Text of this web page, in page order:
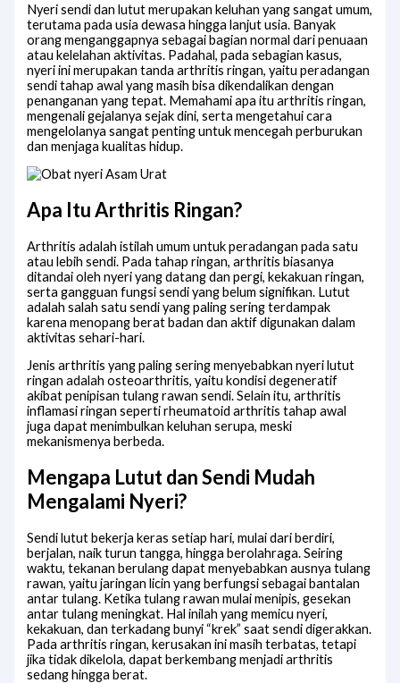
Nyeri sendi dan lutut merupakan keluhan yang sangat umum,
terutama pada usia dewasa hingga lanjut usia. Banyak
orang menganggapnya sebagai bagian normal dari penuaan
atau kelelahan aktivitas. Padahal, pada sebagian kasus,
nyeri ini merupakan tanda arthritis ringan, yaitu peradangan
sendi tahap awal yang masih bisa dikendalikan dengan
penanganan yang tepat. Memahami apa itu arthritis ringan,
mengenali gejalanya sejak dini, serta mengetahui cara
mengelolanya sangat penting untuk mencegah perburukan
dan menjaga kualitas hidup.
Apa Itu Arthritis Ringan?
Arthritis adalah istilah umum untuk peradangan pada satu
atau lebih sendi. Pada tahap ringan, arthritis biasanya
ditandai oleh nyeri yang datang dan pergi, kekakuan ringan,
serta gangguan fungsi sendi yang belum signifikan. Lutut
adalah salah satu sendi yang paling sering terdampak
karena menopang berat badan dan aktif digunakan dalam
aktivitas sehari-hari.
Jenis arthritis yang paling sering menyebabkan nyeri lutut
ringan adalah osteoarthritis, yaitu kondisi degeneratif
akibat penipisan tulang rawan sendi. Selain itu, arthritis
inflamasi ringan seperti rheumatoid arthritis tahap awal
juga dapat menimbulkan keluhan serupa, meski
mekanismenya berbeda.
Mengapa Lutut dan Sendi Mudah
Mengalami Nyeri?
Sendi lutut bekerja keras setiap hari, mulai dari berdiri,
berjalan, naik turun tangga, hingga berolahraga. Seiring
waktu, tekanan berulang dapat menyebabkan ausnya tulang
rawan, yaitu jaringan licin yang berfungsi sebagai bantalan
antar tulang. Ketika tulang rawan mulai menipis, gesekan
antar tulang meningkat. Hal inilah yang memicu nyeri,
kekakuan, dan terkadang bunyi “krek” saat sendi digerakkan.
Pada arthritis ringan, kerusakan ini masih terbatas, tetapi
jika tidak dikelola, dapat berkembang menjadi arthritis
sedang hingga berat.